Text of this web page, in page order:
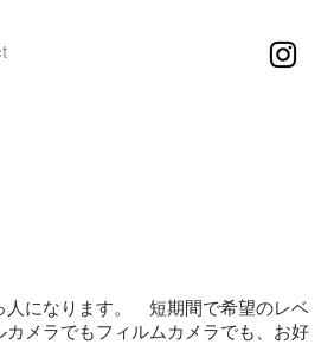
人になります。 短期間で希望のレベ
メラでもフィルムカメラでも、お好